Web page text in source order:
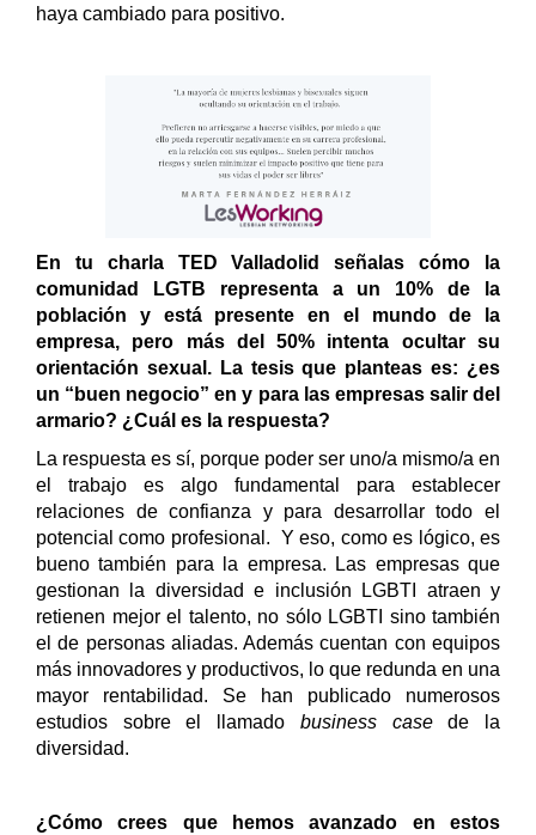
haya cambiado para positivo.
En tu charla TED Valladolid señalas cómo la
comunidad LGTB representa a un 10% de la
población y está presente en el mundo de la
empresa, pero más del 50% intenta ocultar su
orientación sexual. La tesis que planteas es: ¿es
un “buen negocio” en y para las empresas salir del
armario? ¿Cuál es la respuesta?
La respuesta es sí, porque poder ser uno/a mismo/a en
el trabajo es algo fundamental para establecer
relaciones de confianza y para desarrollar todo el
potencial como profesional. Y eso, como es lógico, es
bueno también para la empresa. Las empresas que
gestionan la diversidad e inclusión LGBTI atraen y
retienen mejor el talento, no sólo LGBTI sino también
el de personas aliadas. Además cuentan con equipos
más innovadores y productivos, lo que redunda en una
mayor rentabilidad. Se han publicado numerosos
estudios sobre el llamado business casede la
diversidad.
¿Cómo crees que hemos avanzado en estos